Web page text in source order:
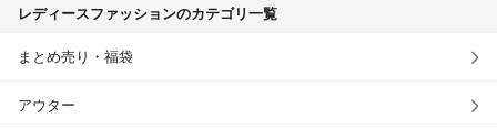
レディースファッションのカテゴリ一覧
まとめ売り・福袋
アウター